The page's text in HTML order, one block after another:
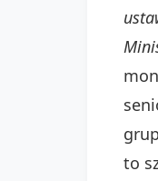
to